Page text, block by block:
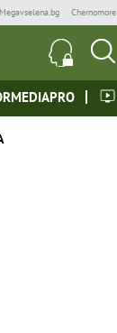
Megavselena.bg Chernomore